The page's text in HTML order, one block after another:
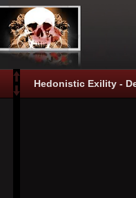
Hedonistic Exility -